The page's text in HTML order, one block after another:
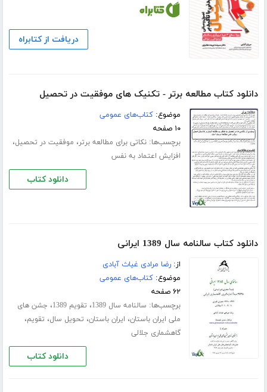
دریافت از کتابراه
دانلود کتاب مطالعه برتر - تکنیک های موفقیت در تحصیل
موضوع:کتاب‌های عمومی
۱۰ صفحه
برچسب‌ها:نکاتی برای مطالعه برتر، موفقیت در تحصیل،
افزایش اعتماد به نفس
دانلود کتاب
دانلود کتاب سالنامه سال 1389 ایرانی
از:رضا مرادی غیاث آبادی
موضوع:کتاب‌های عمومی
۶۲ صفحه
برچسب‌ها: سالنامه سال 1389 ، تقویم 1389 ، جشن های
ملی ایران باستان، ایران باستان، تحویل سال، تقویم،
گاهشماری جلالی
دانلود کتاب